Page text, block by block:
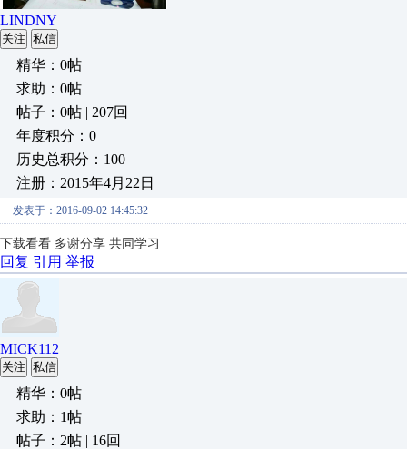
LINDNY
关注 私信
精华：0帖
求助：0帖
帖子：0帖 | 207回
年度积分：0
历史总积分：100
注册：2015年4月22日
发表于：2016-09-02 14:45:32
下载看看 多谢分享 共同学习
回复 引用 举报
MICK112
关注 私信
精华：0帖
求助：1帖
帖子：2帖 | 16回